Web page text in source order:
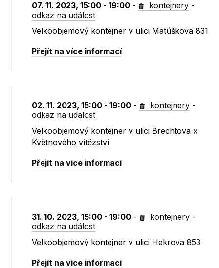
07. 11. 2023, 15:00 - 19:00 - kontejnery -
odkaz na událost
Velkoobjemový kontejner v ulici Matúškova 831
Přejít na více informací
02. 11. 2023, 15:00 - 19:00 - kontejnery -
odkaz na událost
Velkoobjemový kontejner v ulici Brechtova x
Květnového vítězství
Přejít na více informací
31. 10. 2023, 15:00 - 19:00 - kontejnery -
odkaz na událost
Velkoobjemový kontejner v ulici Hekrova 853
Přejít na více informací